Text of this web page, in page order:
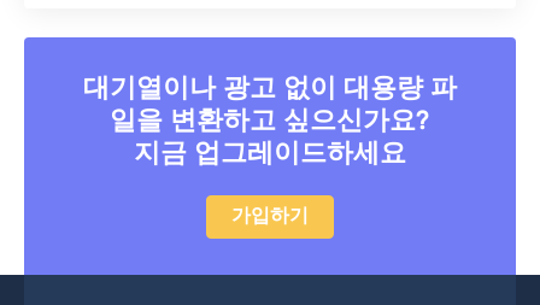
대기열이나 광고 없이 대용량 파
일을 변환하고 싶으신가요?
지금 업그레이드하세요
가입하기